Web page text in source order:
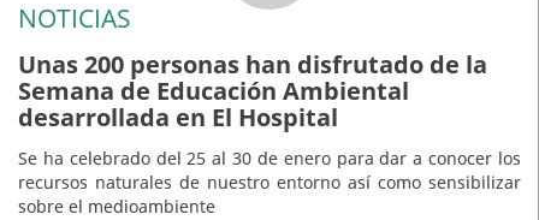
NOTICIAS
Unas 200 personas han disfrutado de la
Semana de Educación Ambiental
desarrollada en El Hospital
Se ha celebrado del 25 al 30 de enero para dar a conocer los
recursos naturales de nuestro entorno así como sensibilizar
sobre el medioambiente